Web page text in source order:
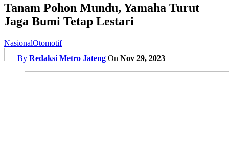
Tanam Pohon Mundu, Yamaha Turut
Jaga Bumi Tetap Lestari
NasionalOtomotif
By Redaksi Metro Jateng On Nov 29, 2023